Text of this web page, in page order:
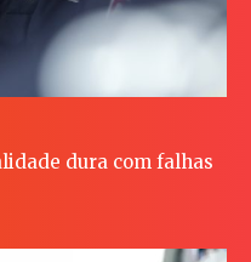
dura com falhas